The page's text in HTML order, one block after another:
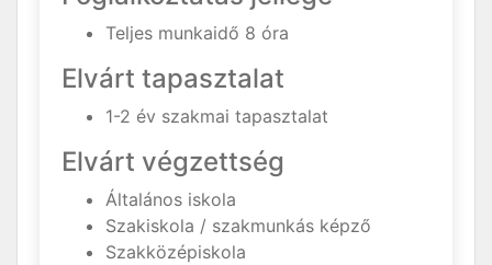
Teljes munkaidő 8 óra
Elvárt tapasztalat
1-2 év szakmai tapasztalat
Elvárt végzettség
Általános iskola
Szakiskola / szakmunkás képző
Szakközépiskola